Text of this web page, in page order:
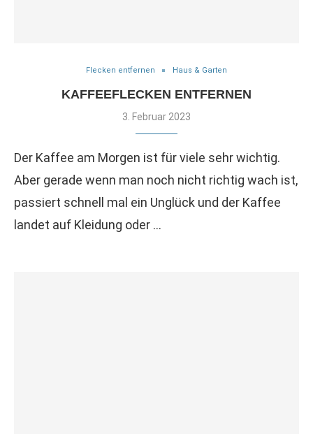
Flecken entfernen Haus & Garten
KAFFEEFLECKEN ENTFERNEN
3. Februar 2023
Der Kaffee am Morgen ist für viele sehr wichtig.
Aber gerade wenn man noch nicht richtig wach ist,
passiert schnell mal ein Unglück und der Kaffee
landet auf Kleidung oder …